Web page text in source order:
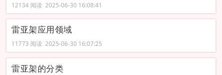
12134 阅读 2025-06-30 16:08:41
雷亚架应用领域
11773 阅读 2025-06-30 16:07:25
雷亚架的分类